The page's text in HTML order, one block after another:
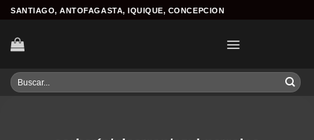
Skip
content
SANTIAGO, ANTOFAGASTA, IQUIQUE, CONCEPCION
Buscar
por: